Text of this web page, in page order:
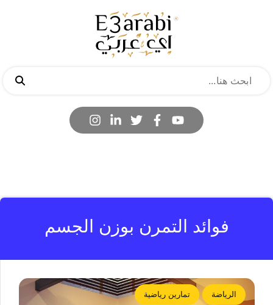
فوائد التمرن بوزن الجسم
الرياضة تمارين رياضية